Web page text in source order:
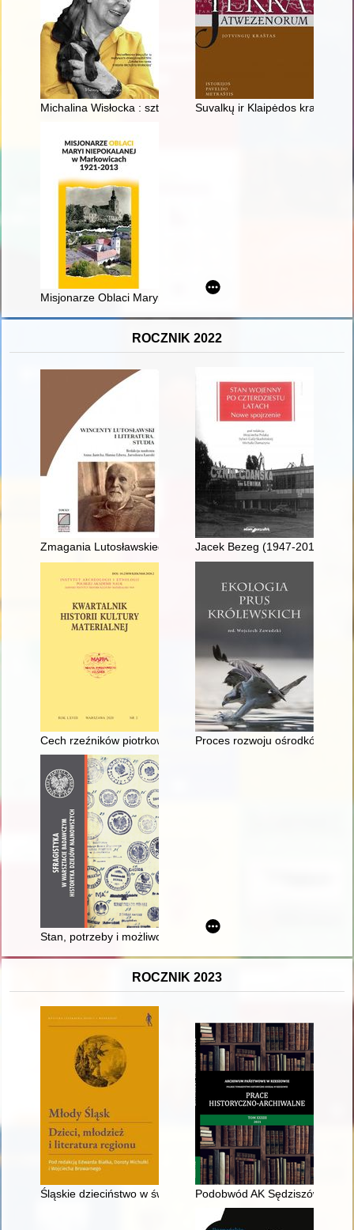
Michalina Wisłocka : sztuka kochania gorszycielki
Suvalkų ir Klaipėdos kraštų
Misjonarze Oblaci Maryi Niepokalanej w Markowicach 1921-
ROCZNIK 2022
Zmagania Lutosławskiego z idealizmem : wątek w biografii
Jacek Bezeg (1947-2018) :
Cech rzeźników piotrkowskich w XVI-XVIII wieku - recenzja]
Proces rozwoju ośrodków
Stan, potrzeby i możliwości badań nad pieczęciami polskimi
ROCZNIK 2023
Śląskie dzieciństwo w świetle literatury wspomnieniowej
Podobwód AK Sędziszów-